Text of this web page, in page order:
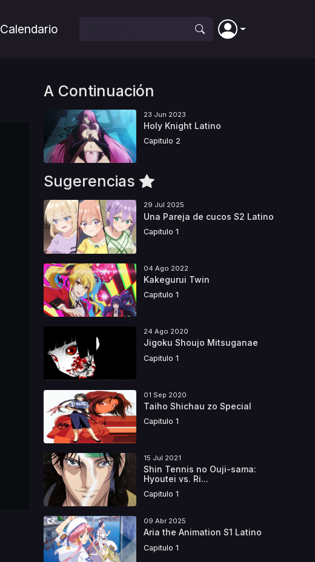
Calendario
A Continuación
23 Jun 2023
Holy Knight Latino
Capitulo 2
Sugerencias
29 Jul 2025
Una Pareja de cucos S2 Latino
Capitulo 1
04 Ago 2022
Kakegurui Twin
Capitulo 1
24 Ago 2020
Jigoku Shoujo Mitsuganae
Capitulo 1
01 Sep 2020
Taiho Shichau zo Special
Capitulo 1
15 Jul 2021
Shin Tennis no Ouji-sama:
Hyoutei vs. Ri...
Capitulo 1
09 Abr 2025
Aria the Animation S1 Latino
Capitulo 1